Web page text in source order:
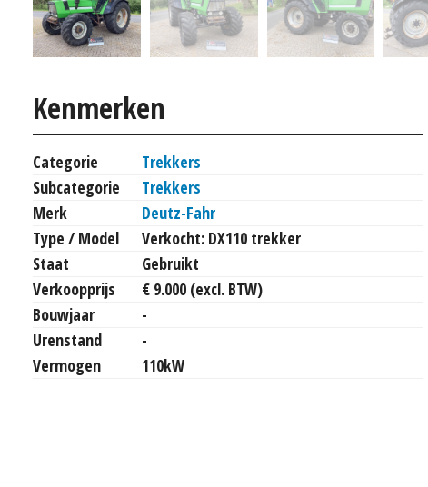
Kenmerken
Categorie
Trekkers
Subcategorie
Trekkers
Merk
Deutz-Fahr
Type / Model
Verkocht: DX110 trekker
Staat
Gebruikt
Verkoopprijs
€ 9.000 (excl. BTW)
Bouwjaar
-
Urenstand
-
Vermogen
110kW